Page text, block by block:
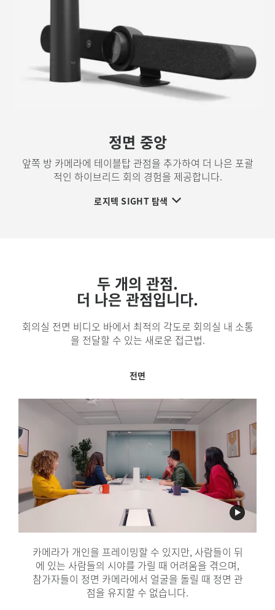
정면 중앙
앞쪽 방 카메라에 테이블탑 관점을 추가하여 더 나은 포괄
적인 하이브리드 회의 경험을 제공합니다.
로지텍 SIGHT 탐색
전면
카메라가 개인을 프레이밍할 수 있지만, 사람들이 뒤
에 있는 사람들의 시야를 가릴 때 어려움을 겪으며,
참가자들이 정면 카메라에서 얼굴을 돌릴 때 정면 관
점을 유지할 수 없습니다.
중앙 뷰
카메라가 테이블 주위에서 서로 대화하는 방 안의 참
가자들을 포착할 수 있지만, 참가자들이 방의 정면으
로 얼굴을 돌릴 때 정면 관점을 유지할 수 없습니다.
정면 중앙 뷰
방의 앞쪽에 Rally Bar가 있고 테이블 중앙에
Sight가 있을 때, 대화가 흐르는 동안 대면 상호작
용의 일관된 정면 뷰를 유지하며,RightSight 2
Smart Switching이 가능합니다.
두 개의 관점.
더 나은 관점입니다.
회의실 전면 비디오 바에서 최적의 각도로 회의실 내 소통
을 전달할 수 있는 새로운 접근법.